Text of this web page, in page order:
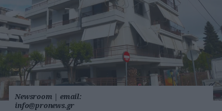
Newsroom | email:
info@pronews.gr